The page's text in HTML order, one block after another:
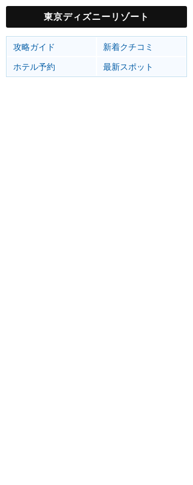
東京ディズニーリゾート
攻略ガイド
新着クチコミ
ホテル予約
最新スポット